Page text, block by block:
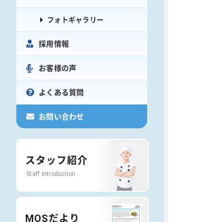
フォトギャラリー
採用情報
お客様の声
よくある質問
お問い合わせ
スタッフ紹介
Staff Introduction
MOSだより